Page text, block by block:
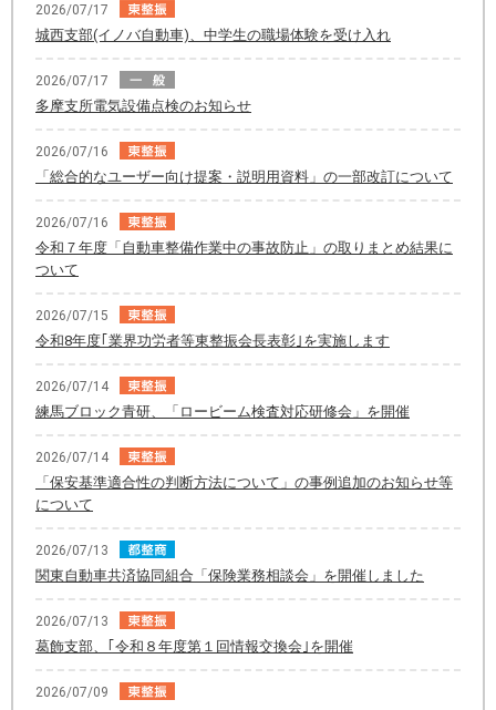
2026/07/17
城西支部(イノバ自動車)、中学生の職場体験を受け入れ
2026/07/17
多摩支所電気設備点検のお知らせ
2026/07/16
「総合的なユーザー向け提案・説明用資料」の一部改訂について
2026/07/16
令和７年度「自動車整備作業中の事故防止」の取りまとめ結果に
ついて
2026/07/15
令和8年度｢業界功労者等東整振会長表彰｣を実施します
2026/07/14
練馬ブロック青研、「ロービーム検査対応研修会」を開催
2026/07/14
「保安基準適合性の判断方法について」の事例追加のお知らせ等
について
2026/07/13
関東自動車共済協同組合「保険業務相談会」を開催しました
2026/07/13
葛飾支部、｢令和８年度第１回情報交換会｣を開催
2026/07/09